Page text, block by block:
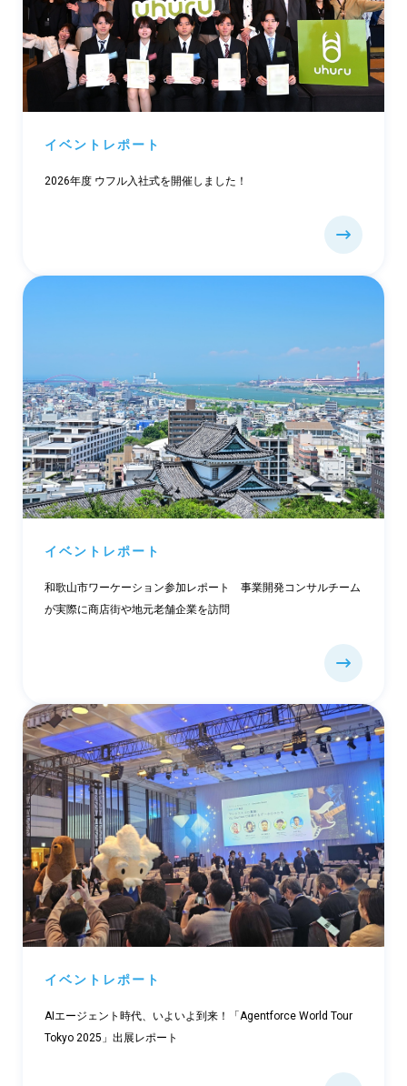
イベントレポート
2026年度 ウフル入社式を開催しました！
イベントレポート
和歌山市ワーケーション参加レポート 事業開発コンサルチーム
が実際に商店街や地元老舗企業を訪問
イベントレポート
AIエージェント時代、いよいよ到来！「Agentforce World Tour
Tokyo 2025」出展レポート